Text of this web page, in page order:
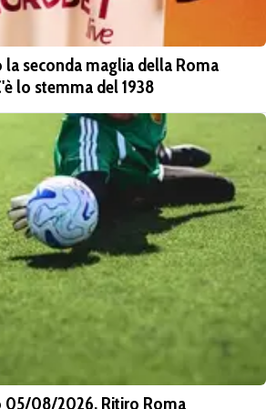
la seconda maglia della Roma
lo stemma del 1938
05/08/2026. Ritiro Roma